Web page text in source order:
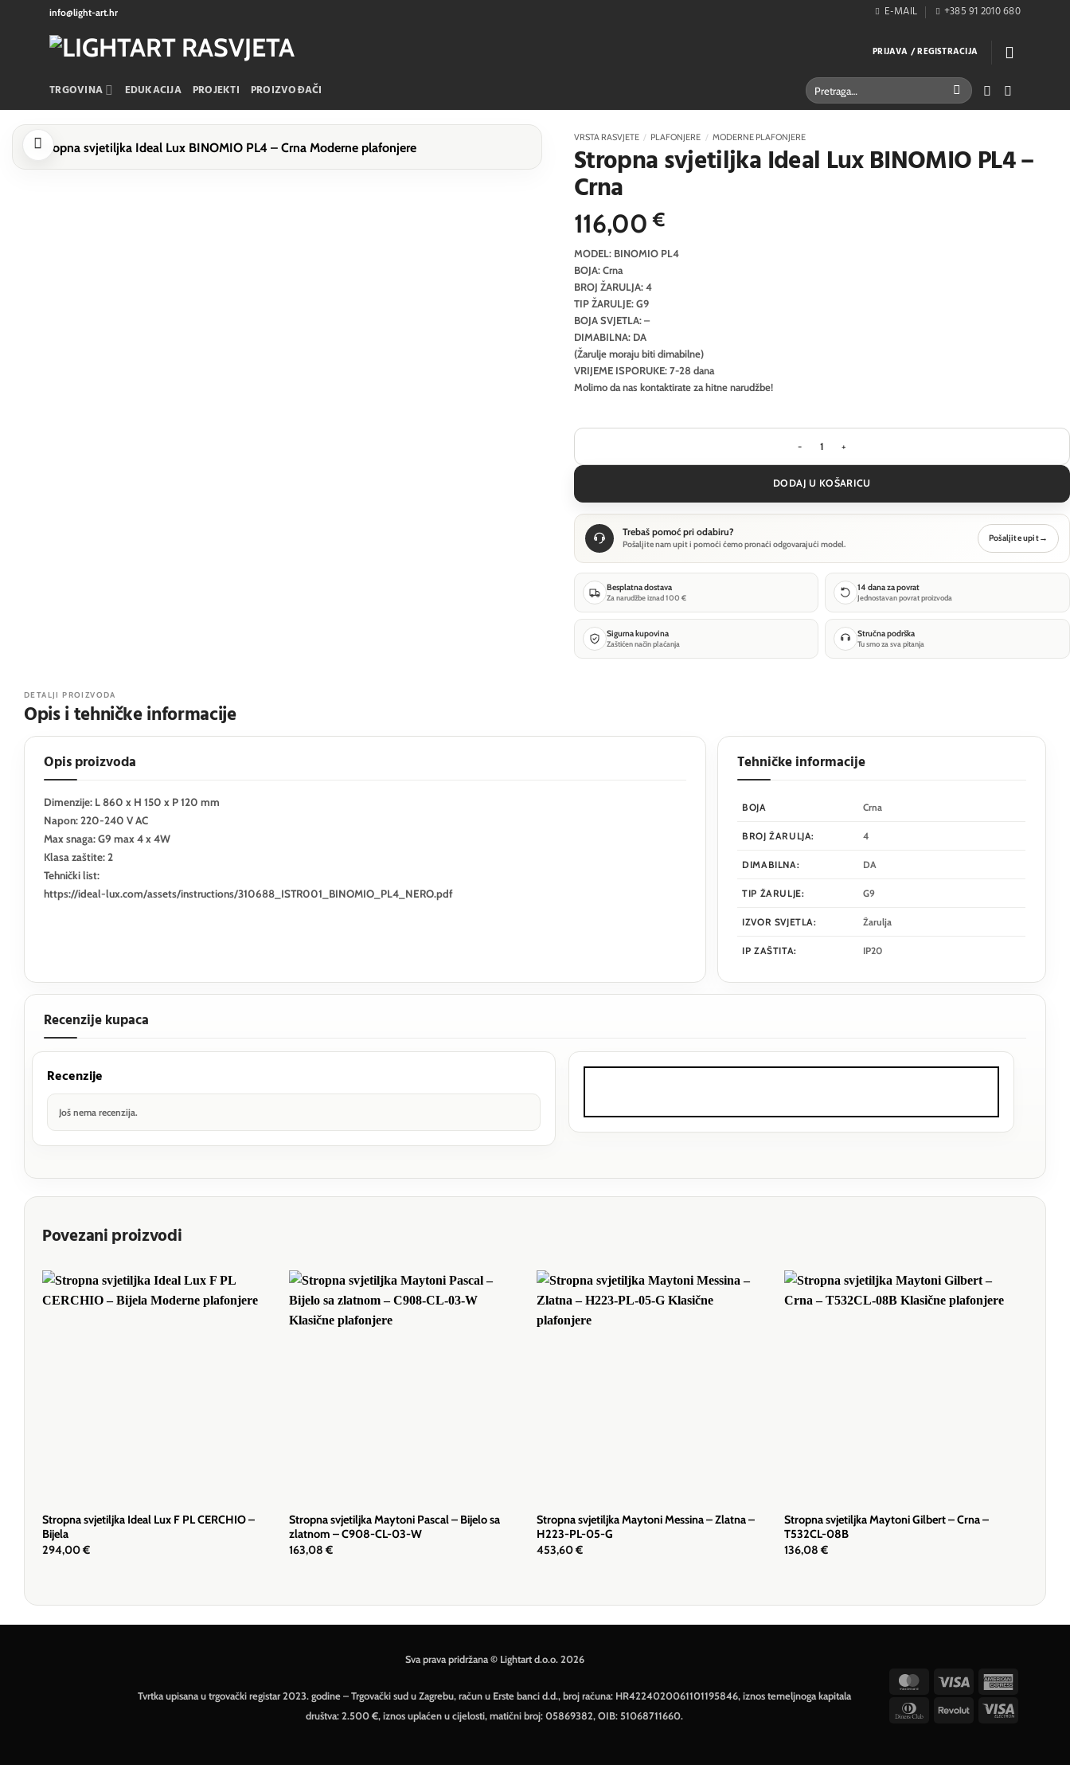
info@light-art.hr E-MAIL +385 91 2010 680
PRIJAVA / REGISTRACIJA
TRGOVINA EDUKACIJA PROJEKTI PROIZVOĐAČI Pretraži:
VRSTA RASVJETE / PLAFONJERE / MODERNE PLAFONJERE
Stropna svjetiljka Ideal Lux BINOMIO PL4 –
Crna
116,00€
MODEL: BINOMIO PL4
BOJA: Crna
BROJ ŽARULJA: 4
TIP ŽARULJE: G9
BOJA SVJETLA: –
DIMABILNA: DA
(Žarulje moraju biti dimabilne)
VRIJEME ISPORUKE: 7-28 dana
Molimo da nas kontaktirate za hitne narudžbe!
Stropna svjetiljka Ideal Lux BINOMIO PL4 - Crna
DODAJ U KOŠARICU
Trebaš pomoć pri odabiru?
Pošaljite nam upit i pomoći ćemo pronaći odgovarajući model.
Pošaljite upit→
Besplatna dostava
Za narudžbe iznad 100 €
14 dana za povrat
Jednostavan povrat proizvoda
Sigurna kupovina
Zaštićen način plaćanja
Stručna podrška
Tu smo za sva pitanja
DETALJI PROIZVODA
Opis i tehničke informacije
Opis proizvoda
Dimenzije: L 860 x H 150 x P 120 mm
Napon: 220-240 V AC
Max snaga: G9 max 4 x 4W
Klasa zaštite: 2
Tehnički list:
https://ideal-lux.com/assets/instructions/310688_ISTR001_BINOMIO_PL4_NERO.pdf
Tehničke informacije
BOJA Crna
BROJ ŽARULJA: 4
DIMABILNA: DA
TIP ŽARULJE: G9
IZVOR SVJETLA: Žarulja
IP ZAŠTITA: IP20
Recenzije kupaca
Recenzije
Još nema recenzija.
Povezani proizvodi
Stropna svjetiljka Ideal Lux F PL CERCHIO –
Bijela
294,00€
Stropna svjetiljka Maytoni Pascal – Bijelo sa
zlatnom – C908-CL-03-W
163,08€
Stropna svjetiljka Maytoni Messina – Zlatna –
H223-PL-05-G
453,60€
Stropna svjetiljka Maytoni Gilbert – Crna –
T532CL-08B
136,08 €
Sva prava pridržana © Lightart d.o.o. 2026
Tvrtka upisana u trgovački registar 2023. godine – Trgovački sud u Zagrebu, račun u Erste banci d.d., broj računa: HR4224020061101195846, iznos temeljnoga kapitala
društva: 2.500 €, iznos uplaćen u cijelosti, matični broj: 05869382, OIB: 51068711660.
MasterCard
Visa
DinnersRevolutVisa